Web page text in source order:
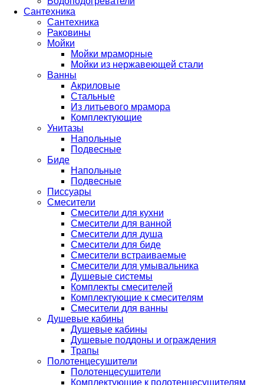
Сантехника
Сантехника
Раковины
Мойки
Мойки мраморные
Мойки из нержавеющей стали
Ванны
Акриловые
Стальные
Из литьевого мрамора
Комплектующие
Унитазы
Напольные
Подвесные
Биде
Напольные
Подвесные
Писсуары
Смесители
Смесители для кухни
Смесители для ванной
Смесители для душа
Смесители для биде
Смесители встраиваемые
Смесители для умывальника
Душевые системы
Комплекты смесителей
Комплектующие к смесителям
Смесители для ванны
Душевые кабины
Душевые кабины
Душевые поддоны и ограждения
Трапы
Полотенцесушители
Полотенцесушители
Комплектующие к полотенцесушителям